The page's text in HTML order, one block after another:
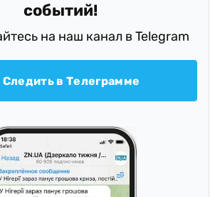
событий!
на наш канал в Telegram
Следить в Телеграмме